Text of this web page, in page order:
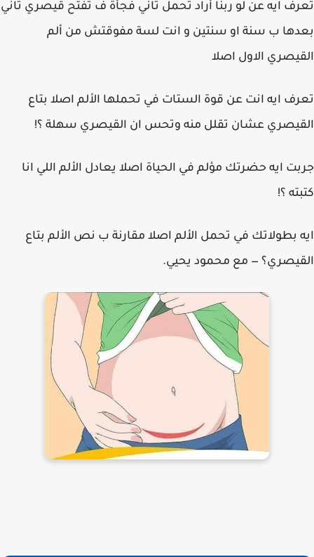
تعرف ايه عن لو ربنا أراد تحمل تاني فجأة ف تفتح قيصري تاني
بعدها ب سنة او سنتين و انت لسة مفوقتش من ألم
القيصري الاول اصلا
تعرف ايه انت عن قوة الستات في تحملها الألم اصلا بتاع
القيصري عشان تقلل منه وتحس ان القيصري سهلة ؟!
جربت ايه حضرتك مؤلم في الحياة اصلا يعادل الألم اللي انا
كتبته ؟!
ايه بطولاتك في تحمل الألم اصلا مقارنة ب نص الألم بتاع
القيصري؟ — مع ‏محمود يحيي‏.